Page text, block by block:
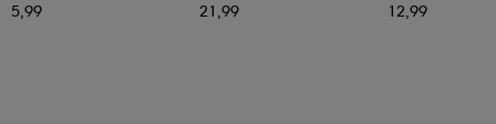
5,99 21,99 12,99